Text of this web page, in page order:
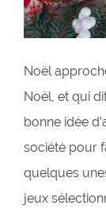
Noël
Noël, et qui
bonne idée
société pour
quelques
jeux